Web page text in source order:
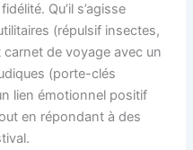
Qu’il s’agisse
(répulsif insectes,
de voyage avec un
(porte-clés
lien émotionnel positif
en répondant à des